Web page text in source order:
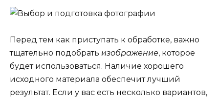
Перед тем как приступать к обработке, важно
тщательно подобрать изображение, которое
будет использоваться. Наличие хорошего
исходного материала обеспечит лучший
результат. Если у вас есть несколько вариантов,